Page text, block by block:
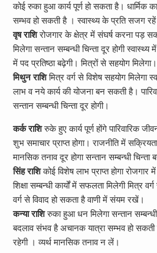
कोई रुका हुआ कार्य पूर्ण हो सकता है। धार्मिक
सम्भव हो सकती है । स्वास्थ्य के प्रति सजग
वृष राशिरोजगार के क्षेत्र में संघर्ष करना पड़
मिलेगा सन्तान सम्बन्धी चिन्ता दूर होगी स्वास्थ्य
में पद प्रतिष्ठा बढ़ेगी। मित्रों से सहयोग मिलेगा।
मिथुन राशिमित्र वर्ग से विशेष सहयोग मिलेगा
लाभ व नये कार्य की योजना बन सकती है।
सन्तान सम्बन्धी चिन्ता दूर होगी।
कर्क राशिरुके हुए कार्य पूर्ण होंगे पारिवारिक
शुभ समाचार प्राप्त होगा। राजनीति में सक्रियता
मानसिक तनाव दूर होगा सन्तान सम्बन्धी चिन्ता
सिंह राशिकोई विशेष लाभ प्राप्त होगा रोजगार
शिक्षा सम्बन्धी कार्यों में सफलता मिलेगी मित्र
वर्ग से विवाद हो सकता है वाणी में संयम रखें।
कन्या राशिरुका हुआ धन मिलेगा सन्तान सम्बन्धी
बदलाव संभव है अचानक यात्रा सम्भव हो सकती है
रहेगी । व्यर्थ मानसिक तनाव न लें।